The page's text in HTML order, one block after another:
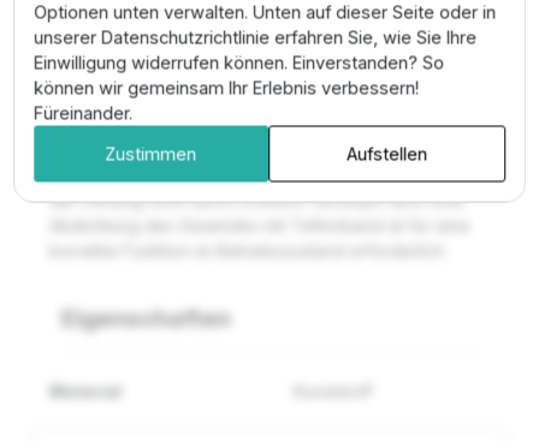
Dieses Ventil sollte an den tiefsten Punkten jeder
Bewässerungszone installiert werden. Die Montage
erfolgt mittels eines T-Stücks mit entsprechendem 3/4"
Außengewinde-Abgang. Wichtig: Platzieren Sie das
Ventil stets in einer Packung aus grobem Kies oder
Schotter (ca. 30x30x30 cm), um sicherzustellen, dass
das austretende Wasser schnell versickern kann und
die Öffnung nicht durch Erdreich verstopft wird. Eine
Eigenschaften
Material
Optionen unten verwalten. Unten auf dieser Seite oder in
unserer Datenschutzrichtlinie erfahren Sie, wie Sie Ihre
Einwilligung widerrufen können. Einverstanden? So
können wir gemeinsam Ihr Erlebnis verbessern!
Füreinander.
Zustimmen
Aufstellen